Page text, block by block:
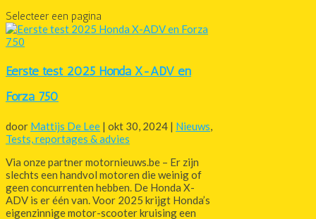
Selecteer een pagina
Eerste test 2025 Honda X-ADV en
Forza 750
door Mattijs De Lee | okt 30, 2024 | Nieuws,
Tests, reportages & advies
Via onze partner motornieuws.be – Er zijn
slechts een handvol motoren die weinig of
geen concurrenten hebben. De Honda X-
ADV is er één van. Voor 2025 krijgt Honda’s
eigenzinnige motor-scooter kruising een